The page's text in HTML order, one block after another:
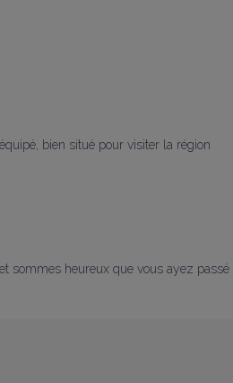
bien situé pour visiter la région
sommes heureux que vous ayez